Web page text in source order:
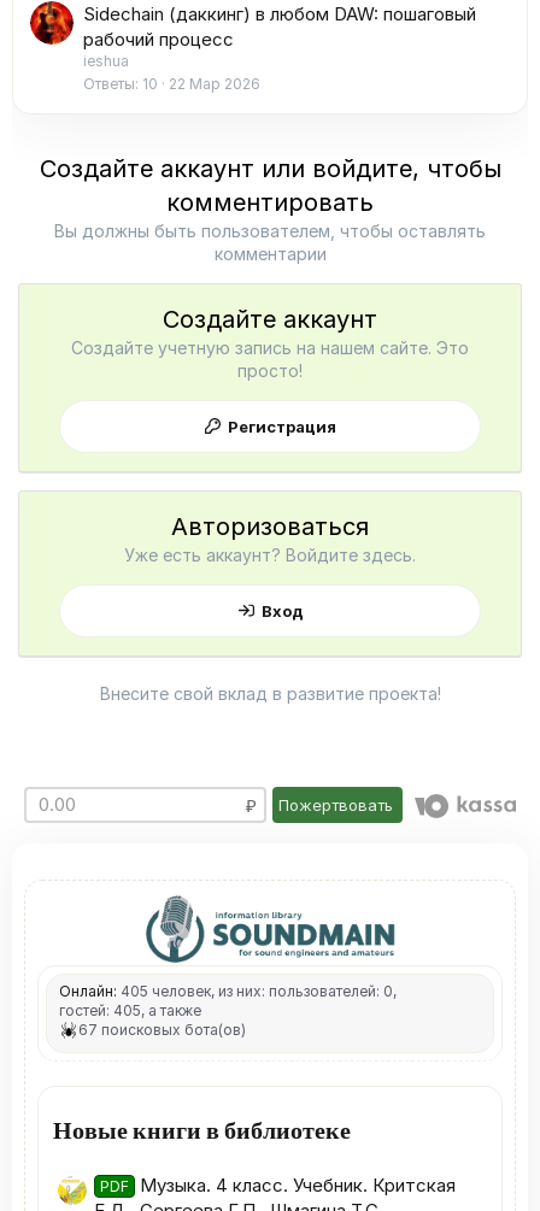
Sidechain (даккинг) в любом DAW: пошаговый
рабочий процесс
ieshua
Ответы 10 22 Мар 2026
Создайте аккаунт или войдите, чтобы
комментировать
Вы должны быть пользователем, чтобы оставлять
комментарии
Создайте аккаунт
Создайте учетную запись на нашем сайте. Это
просто!
Регистрация
Авторизоваться
Уже есть аккаунт? Войдите здесь.
Вход
Внесите свой вклад в развитие проекта!
Пожертвовать
Онлайн: 405 человек, из них: пользователей: 0,
гостей: 405, а также
67 поисковых бота(ов)
Новые книги в библиотеке
PDF
Музыка. 4 класс. Учебник. Критская